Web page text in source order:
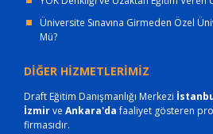
Üniversite Sınavına Girmeden Özel
Mü?
DİĞER HİZMETLERİMİZ
Draft Eğitim Danışmanlığı Merkezi
İzmirve Ankara'dafaaliyet gösteren
firmasıdır.